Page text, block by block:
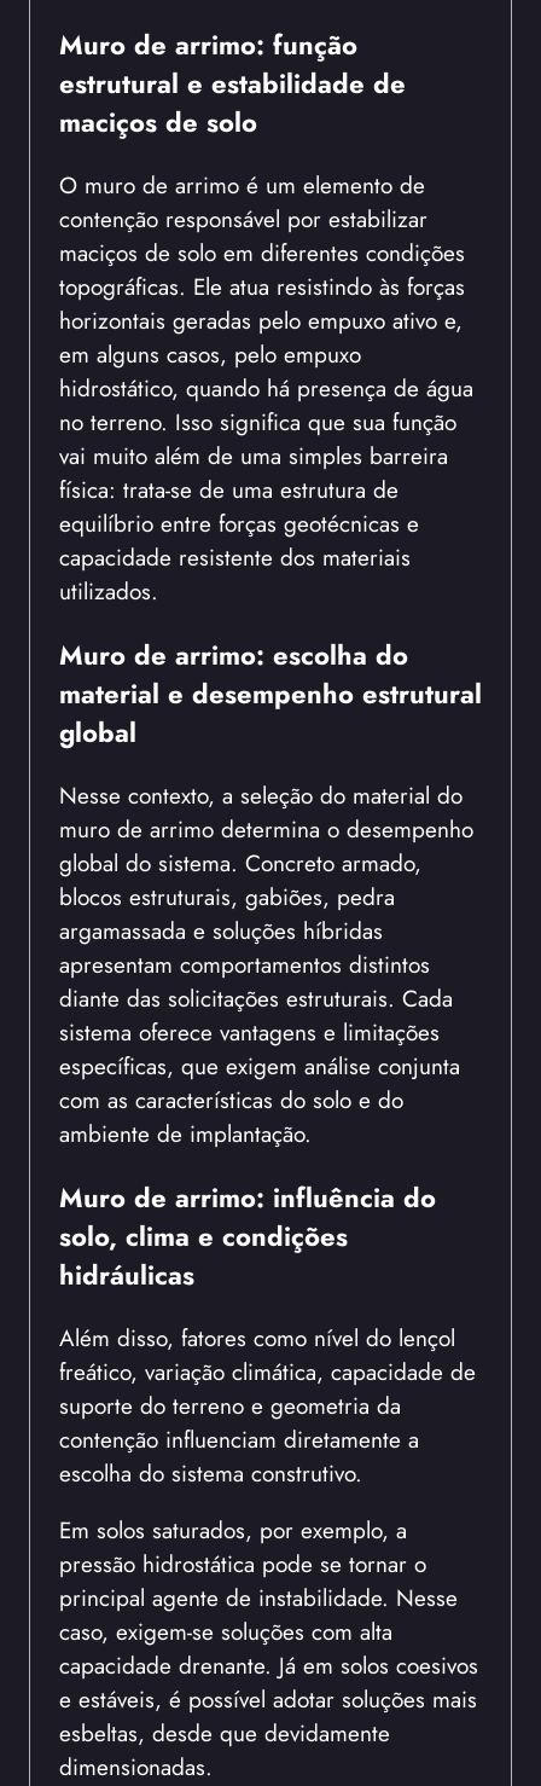
Muro de arrimo: função
estrutural e estabilidade de
maciços de solo
O muro de arrimo é um elemento de
contenção responsável por estabilizar
maciços de solo em diferentes condições
topográficas. Ele atua resistindo às forças
horizontais geradas pelo empuxo ativo e,
em alguns casos, pelo empuxo
hidrostático, quando há presença de água
no terreno. Isso significa que sua função
vai muito além de uma simples barreira
física: trata-se de uma estrutura de
equilíbrio entre forças geotécnicas e
capacidade resistente dos materiais
utilizados.
Muro de arrimo: escolha do
material e desempenho estrutural
global
Nesse contexto, a seleção do material do
muro de arrimo determina o desempenho
global do sistema. Concreto armado,
blocos estruturais, gabiões, pedra
argamassada e soluções híbridas
apresentam comportamentos distintos
diante das solicitações estruturais. Cada
sistema oferece vantagens e limitações
específicas, que exigem análise conjunta
com as características do solo e do
ambiente de implantação.
Muro de arrimo: influência do
solo, clima e condições
hidráulicas
Além disso, fatores como nível do lençol
freático, variação climática, capacidade de
suporte do terreno e geometria da
contenção influenciam diretamente a
escolha do sistema construtivo.
Em solos saturados, por exemplo, a
pressão hidrostática pode se tornar o
principal agente de instabilidade. Nesse
caso, exigem-se soluções com alta
capacidade drenante. Já em solos coesivos
e estáveis, é possível adotar soluções mais
esbeltas, desde que devidamente
dimensionadas.